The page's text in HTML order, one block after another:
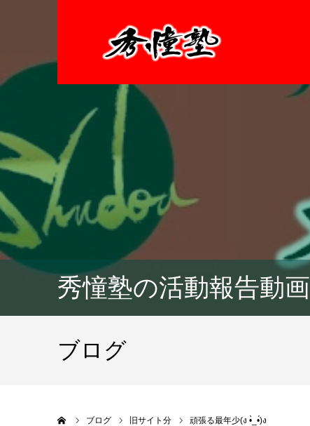
秀憧塾の活動報告動画
ブログ
ブログ 旧サイト分 頑張る最年少(ง •̀_•́)ง